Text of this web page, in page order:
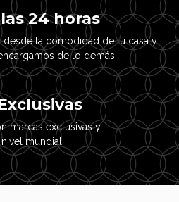
24 horas
desde la comodidad de tu casa y
de lo demás.
marcas exclusivas y
mundial